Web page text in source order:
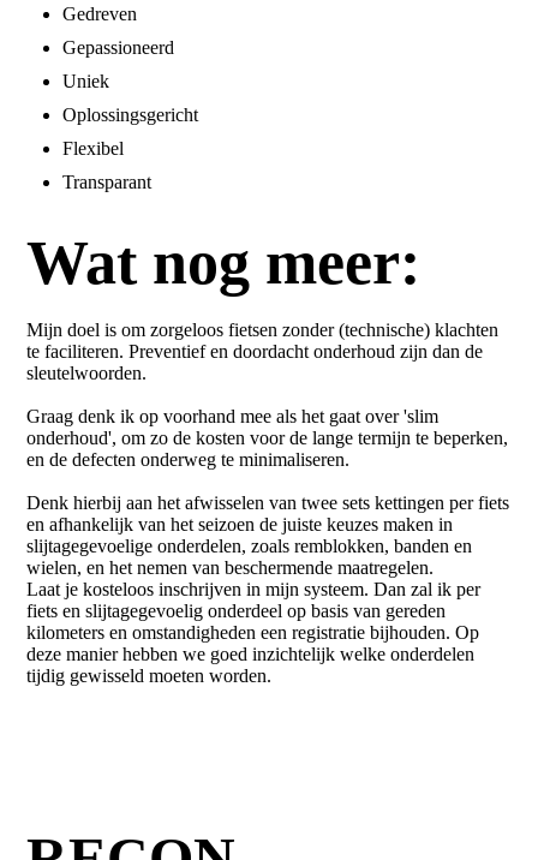
Gedreven
Gepassioneerd
Uniek
Oplossingsgericht
Flexibel
Transparant
Wat nog meer:
Mijn doel is om zorgeloos fietsen zonder (technische) klachten
te faciliteren. Preventief en doordacht onderhoud zijn dan de
sleutelwoorden.
Graag denk ik op voorhand mee als het gaat over 'slim
onderhoud', om zo de kosten voor de lange termijn te beperken,
en de defecten onderweg te minimaliseren.
Denk hierbij aan het afwisselen van twee sets kettingen per fiets
en afhankelijk van het seizoen de juiste keuzes maken in
slijtagegevoelige onderdelen, zoals remblokken, banden en
wielen, en het nemen van beschermende maatregelen.
Laat je kosteloos inschrijven in mijn systeem. Dan zal ik per
fiets en slijtagegevoelig onderdeel op basis van gereden
kilometers en omstandigheden een registratie bijhouden. Op
deze manier hebben we goed inzichtelijk welke onderdelen
tijdig gewisseld moeten worden.